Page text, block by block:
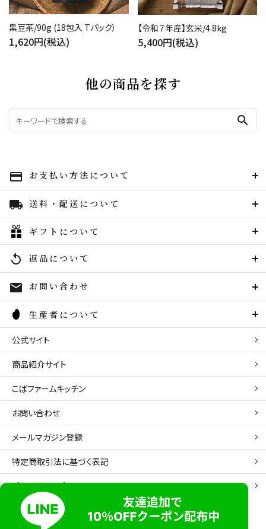
黒豆茶/90g (18包入 Tパック）
1,620円(税込)
【令和７年産】玄米/4.8kg
5,400円(税込)
他の商品を探す
search
payment お支払い方法について
local_shipping 送料・配送について
ギフトについて
replay 返品について
mail お問い合わせ
生産者について
公式サイト
商品紹介サイト
こばファームキッチン
お問い合わせ
メールマガジン登録
特定商取引法に基づく表記
プライバシーポリシー